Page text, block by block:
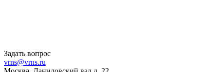
Задать вопрос
vrns@vrns.ru